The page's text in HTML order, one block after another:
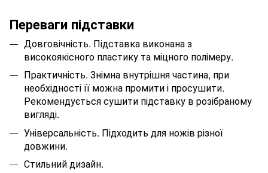
Переваги підставки
Довговічність. Підставка виконана з
високоякісного пластику та міцного полімеру.
Практичність. Знімна внутрішня частина, при
необхідності її можна промити і просушити.
Рекомендується сушити підставку в розібраному
вигляді.
Універсальність. Підходить для ножів різної
довжини.
Стильний дизайн.